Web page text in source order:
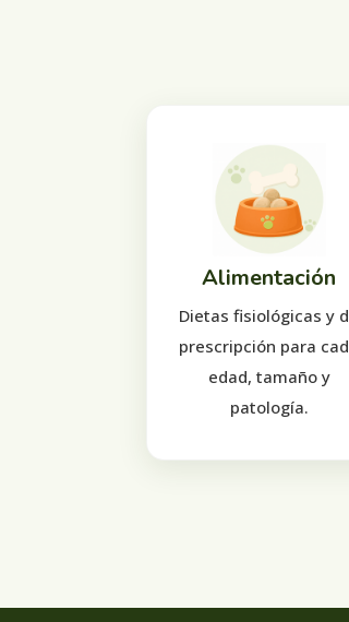
Alimentación
Dietas fisiológicas y
prescripción para
edad, tamaño y
patología.